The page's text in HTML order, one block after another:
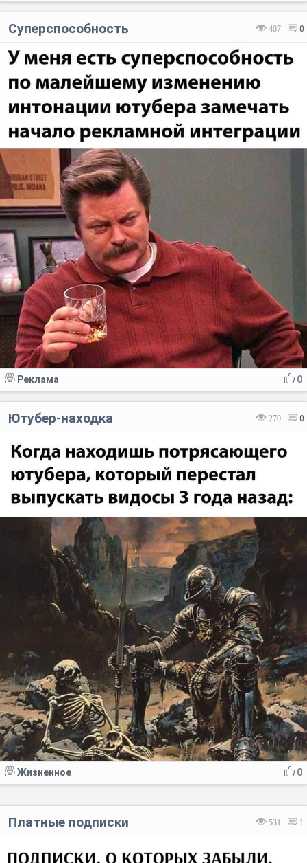
407 0
Суперспособность
0
Реклама
270 0
Ютубер-находка
0
Жизненное
531 1
Платные подписки